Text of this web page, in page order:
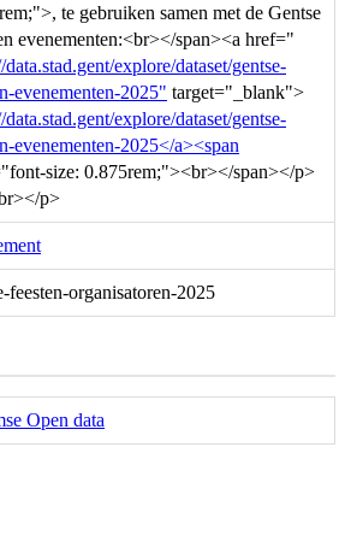
te gebruiken samen met de Gentse
evenementen:<br></span><a href="
data.stad.gent/explore/dataset/gentse-
evenementen-2025" target="_blank">
data.stad.gent/explore/dataset/gentse-
evenementen-2025</a><span
size: 0.875rem;"><br></span></p>
p>
feesten-organisatoren-2025
Open data